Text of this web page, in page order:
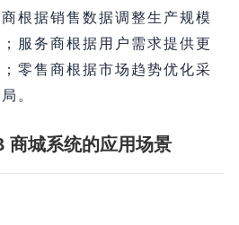
根据销售数据调整生产规模
服务商根据用户需求提供更
零售商根据市场趋势优化采
。
商城系统的应用场景